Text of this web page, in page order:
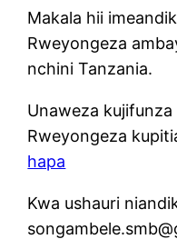
Makala hii
Rweyongeza
nchini Tanzania.
Unaweza
Rweyongeza
hapa
Kwa ushauri